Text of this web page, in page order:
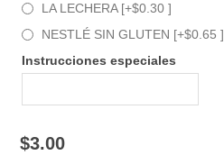
LA LECHERA [+$0.30 ]
NESTLÉ SIN GLUTEN [+$0.65 ]
Instrucciones especiales
$3.00